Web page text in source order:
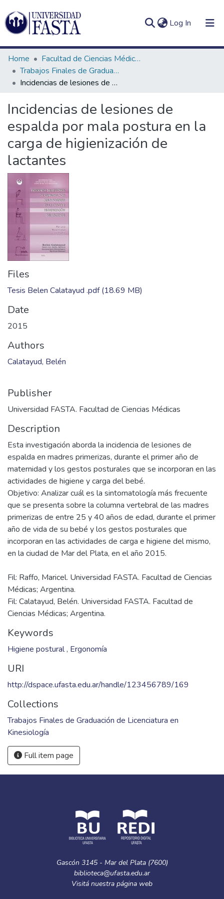
Log In (current)
Communities
&
Collections
All of DSpace
Statistics
In(current)
Home
Facultad de Ciencias Médicas
Trabajos Finales de Graduación de Licenciatura en Kinesiología
Incidencias de lesiones de espalda por mala postura en la carga de higienización de lactantes
Incidencias de lesiones de
espalda por mala postura en la
carga de higienización de
lactantes
Files
Tesis Belen Calatayud .pdf(18.69 MB)
Date
2015
Authors
Calatayud, Belén
Publisher
Universidad FASTA. Facultad de Ciencias Médicas
Description
Esta investigación aborda la incidencia de lesiones de
espalda en madres primerizas, durante el primer año de
maternidad y los gestos posturales que se incorporan en las
actividades de higiene y carga del bebé.
Objetivo: Analizar cuál es la sintomatología más frecuente
que se presenta sobre la columna vertebral de las madres
primerizas de entre 25 y 40 años de edad, durante el primer
año de vida de su bebé y los gestos posturales que
incorporan en las actividades de carga e higiene del mismo,
Fil: Raffo, Maricel. Universidad FASTA. Facultad de Ciencias
Médicas; Argentina.
Fil: Calatayud, Belén. Universidad FASTA. Facultad de
Ciencias Médicas; Argentina.
Keywords
Higiene postural, Ergonomía
URI
http://dspace.ufasta.edu.ar/handle/123456789/169
Collections
Trabajos Finales de Graduación de Licenciatura en
Kinesiología
Full item page
Gascón 3145 - Mar del Plata (7600)
biblioteca@ufasta.edu.ar
Visitá nuestra página web